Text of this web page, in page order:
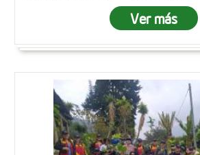
Ver más